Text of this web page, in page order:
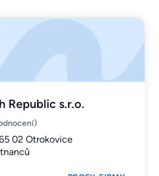
Republic s.r.o.
02 Otrokovice